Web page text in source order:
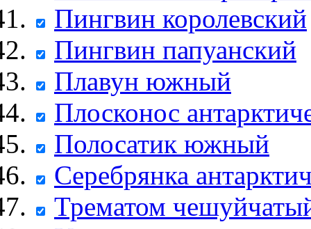
Пингвин королевский
Пингвин папуанский
Плавун южный
Плосконос
Полосатик южный
Серебрянка
Трематом